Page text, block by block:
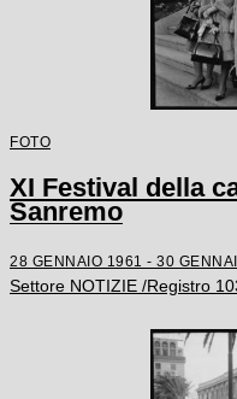
FOTO
XI Festival della
Sanremo
28 GENNAIO 1961 - 30
Settore NOTIZIE /Registro